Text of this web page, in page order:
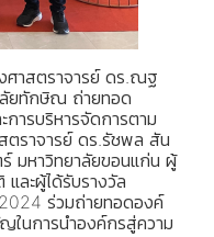
ศาสตราจารย์ ดร.ณฐ
ยทักษิณ ถ่ายทอด
ารบริหารจัดการตาม
ตราจารย์ ดร.รัชพล สัน
มหาวิทยาลัยขอนแก่น ผู้
ละผู้ได้รับรางวัล
ร่วมถ่ายทอดองค์
ในการนำองค์กรสู่ความ